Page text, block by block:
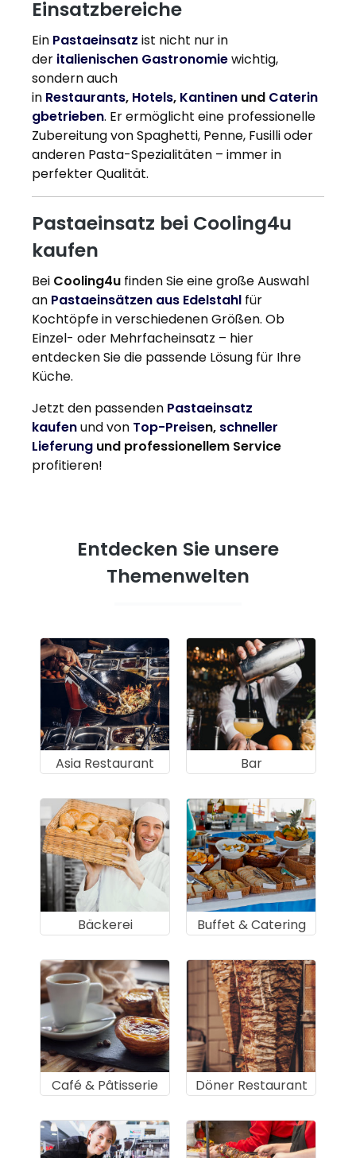
Einsatzbereiche
Ein Pastaeinsatz ist nicht nur in
der italienischen Gastronomiewichtig,
sondern auch
in Restaurants, Hotels, Kantinen und Caterin
gbetrieben. Er ermöglicht eine professionelle
Zubereitung von Spaghetti, Penne, Fusilli oder
anderen Pasta-Spezialitäten – immer in
perfekter Qualität.
Pastaeinsatz bei Cooling4u
kaufen
Bei Cooling4u finden Sie eine große Auswahl
an Pastaeinsätzen aus Edelstahl für
Kochtöpfe in verschiedenen Größen. Ob
Einzel- oder Mehrfacheinsatz – hier
entdecken Sie die passende Lösung für Ihre
Küche.
Jetzt den passenden Pastaeinsatz
kaufenund von Top-Preisen, schneller
Lieferung und professionellem Service
profitieren!
Entdecken Sie unsere
Themenwelten
Asia Restaurant Bar
Bäckerei Buffet & Catering
Café & Pâtisserie Döner Restaurant